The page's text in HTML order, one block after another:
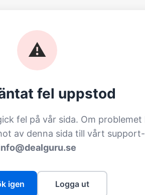
⚠️
fel uppstod
fel på vår sida. Om problemet
av denna sida till vårt
igen Logga ut